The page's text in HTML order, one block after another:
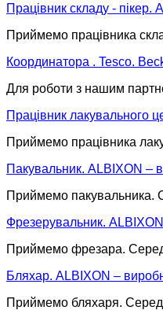
Працівник складу - пікер.
Приймемо працівника
Координатора . Tesco.
Для роботи з нашим
Працівник лакувального
Приймемо працівника
Пакувальник. ALBIXON –
Приймемо пакувальника.
Фрезерувальник.
Приймемо фрезара.
Бляхар. ALBIXON –
Приймемо бляхаря.